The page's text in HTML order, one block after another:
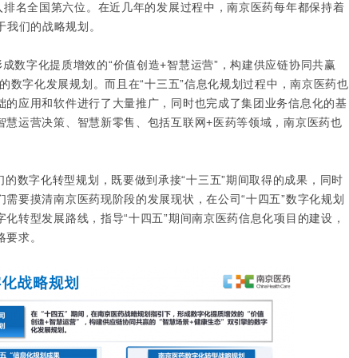
名全国第六位。在近几年的发展过程中，南京医药每年都保持着
们的战略规划。
数字化提质增效的“价值创造+智慧运营”，构建供应链协同共赢
数字化发展规划。而且在“十三五”信息化规划过程中，南京医药也
的应用和软件进行了大量推广，同时也完成了集团业务信息化的基
慧运营决策、智慧新零售、包括互联网+医药等领域，南京医药也
数字化转型规划，既要做到承接“十三五”期间取得的成果，同时
要摸清南京医药现阶段的发展现状，在公司“十四五”数字化规划
转型发展路线，指导“十四五”期间南京医药信息化项目的建设，
求。